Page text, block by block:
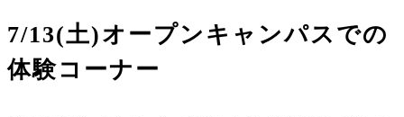
7/13(土)オープンキャンパスでの
体験コーナー